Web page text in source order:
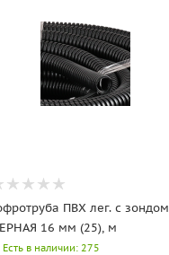
ПВХ лег. с зондом
16 мм (25), м
Есть в наличии: 275